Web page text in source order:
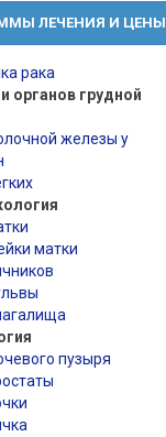
ЛЕЧЕНИЯ И ЦЕНЫ
рака
органов грудной
железы у
матки
пузыря